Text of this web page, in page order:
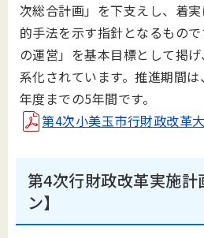
次総合計画」を下支えし、着
的手法を示す指針となるもの
の運営」を基本目標として掲
系化されています。推進期間
年度までの5年間です。
第4次小美玉市行財政改革
第4次行財政改革実施計
ン】